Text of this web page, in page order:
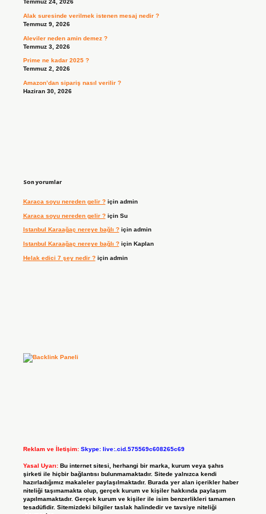
Temmuz 24, 2026
Alak suresinde verilmek istenen mesaj nedir ?
Temmuz 9, 2026
Aleviler neden amin demez ?
Temmuz 3, 2026
Prime ne kadar 2025 ?
Temmuz 2, 2026
Amazon’dan sipariş nasıl verilir ?
Haziran 30, 2026
Son yorumlar
Karaca soyu nereden gelir ?için admin
Karaca soyu nereden gelir ?için Su
Istanbul Karaağaç nereye bağlı ?için admin
Istanbul Karaağaç nereye bağlı ?için Kaplan
Helak edici 7 şey nedir ?için admin
Reklam ve İletişim: Skype: live:.cid.575569c608265c69
Yasal Uyarı: Bu internet sitesi, herhangi bir marka, kurum veya şahıs
şirketi ile hiçbir bağlantısı bulunmamaktadır. Sitede yalnızca kendi
hazırladığımız makaleler paylaşılmaktadır. Burada yer alan içerikler haber
niteliği taşımamakta olup, gerçek kurum ve kişiler hakkında paylaşım
yapılmamaktadır. Gerçek kurum ve kişiler ile isim benzerlikleri tamamen
tesadüfidir. Sitemizdeki bilgiler taslak halindedir ve tavsiye niteliği